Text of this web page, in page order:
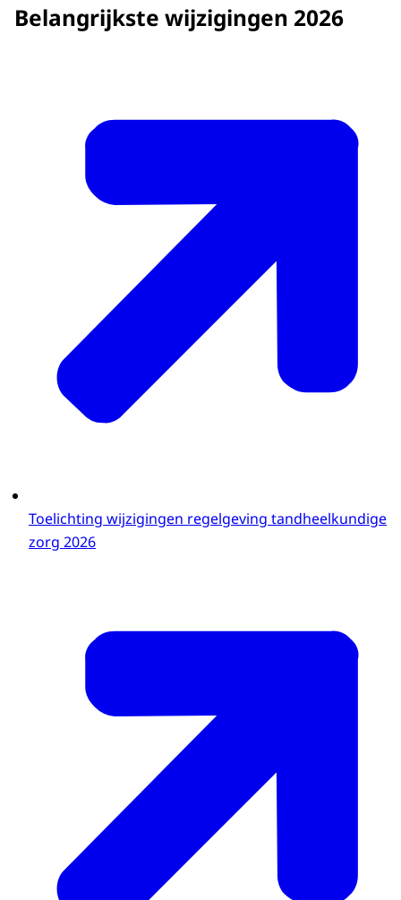
Belangrijkste wijzigingen 2026
Toelichting wijzigingen regelgeving tandheelkundige
zorg 2026